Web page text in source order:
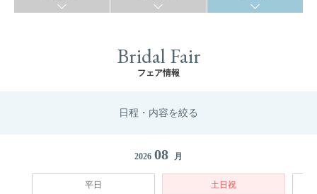
Bridal Fair
フェア情報
日程・内容を絞る
2026 08 月
平日 土日祝